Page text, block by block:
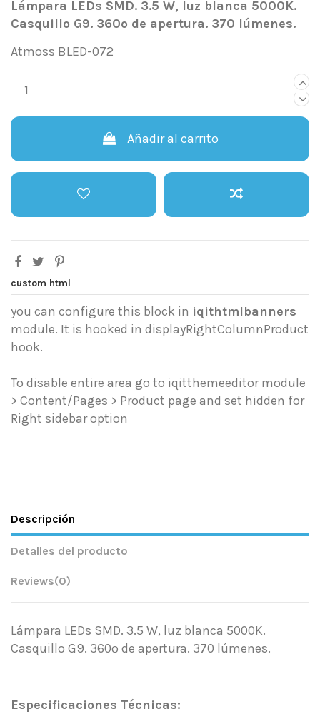
Lámpara LEDs SMD. 3.5 W, luz blanca 5000K.
Casquillo G9. 360º de apertura. 370 lúmenes.
Atmoss BLED-072
Añadir al carrito
custom html
you can configure this block in iqithtmlbanners
module. It is hooked in displayRightColumnProduct
hook.
To disable entire area go to iqitthemeeditor module
> Content/Pages > Product page and set hidden for
Right sidebar option
Descripción
Detalles del producto
Reviews(0)
Lámpara LEDs SMD. 3.5 W, luz blanca 5000K.
Casquillo G9. 360º de apertura. 370 lúmenes.
Especificaciones Técnicas: